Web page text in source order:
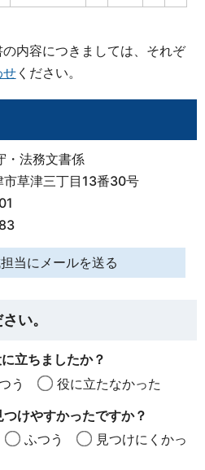
内容につきましては、それぞ
せください。
法務文書係
草津三丁目13番30号
当にメールを送る
い。
立ちましたか？
う
役に立たなかった
けやすかったですか？
ふつう
見つけにくかっ